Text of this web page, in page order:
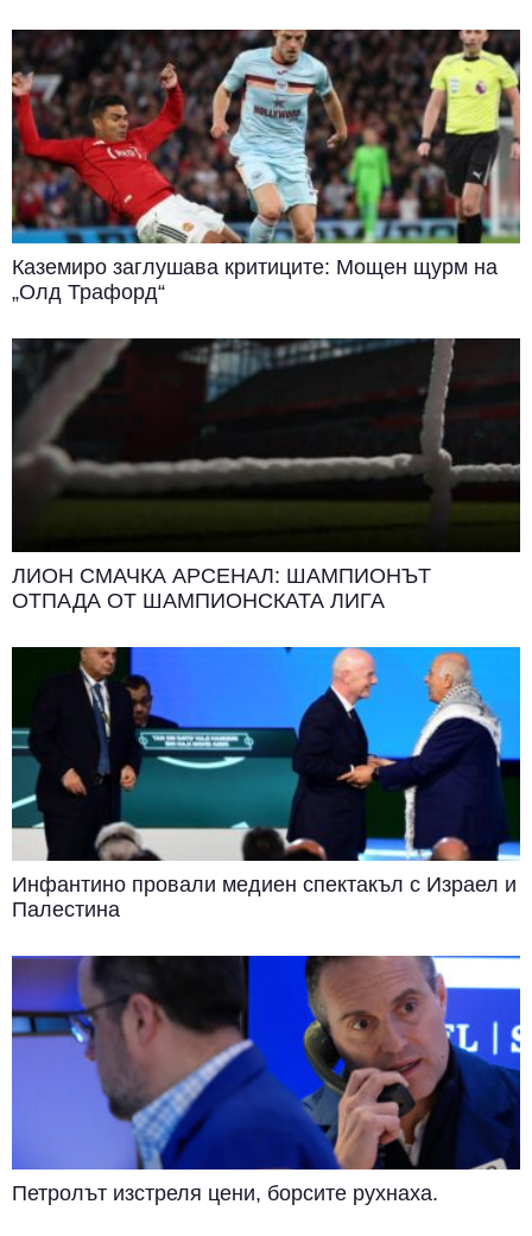
Каземиро заглушава критиците: Мощен щурм на
„Олд Трафорд“
ЛИОН СМАЧКА АРСЕНАЛ: ШАМПИОНЪТ
ОТПАДА ОТ ШАМПИОНСКАТА ЛИГА
Инфантино провали медиен спектакъл с Израел и
Палестина
Петролът изстреля цени, борсите рухнаха.